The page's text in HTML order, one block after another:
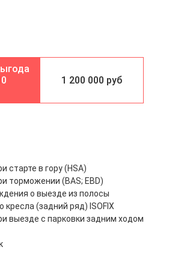
1 200 000 руб
старте в гору (HSA)
торможении (BAS; EBD)
о выезде из полосы
кресла (задний ряд) ISOFIX
выезде с парковки задним ходом